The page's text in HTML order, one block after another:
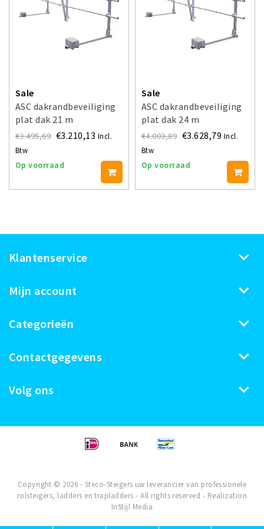
Sale
ASC dakrandbeveiliging
plat dak 21 m
€3.495,69 €3.210,13 Incl.
Btw
Op voorraad
Sale
ASC dakrandbeveiliging
plat dak 24 m
€4.003,89 €3.628,79 Incl.
Btw
Op voorraad
Klantenservice
Mijn account
Categorieën
Contactgegevens
Volg ons
Copyright © 2026 - Steco-Steigers uw leverancier van professionele
rolsteigers, ladders en trapladders - All rights reserved - Realization
InStijl Media